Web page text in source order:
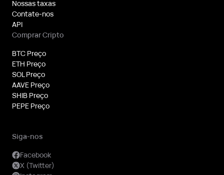
Nossas taxas
Contate-nos
API
Comprar Cripto
BTC Preço
ETH Preço
SOL Preço
AAVE Preço
SHIB Preço
PEPE Preço
Siga-nos
Facebook
X (Twitter)